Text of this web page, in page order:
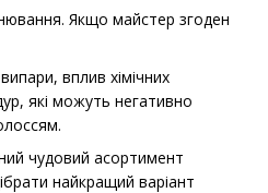
Якщо майстер згоден
вплив хімічних
які можуть негативно
чудовий асортимент
найкращий варіант